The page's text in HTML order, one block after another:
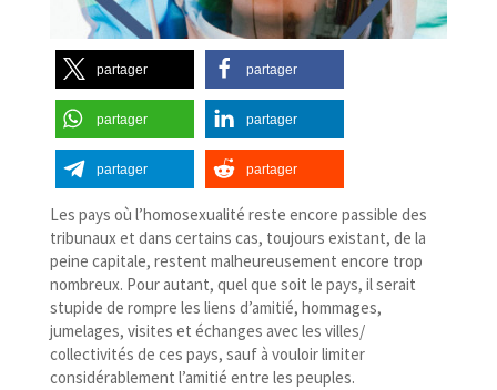
partager partager
partager partager
partager partager
Les pays où l’homosexualité reste encore passible des
tribunaux et dans certains cas, toujours existant, de la
peine capitale, restent malheureusement encore trop
nombreux. Pour autant, quel que soit le pays, il serait
stupide de rompre les liens d’amitié, hommages,
jumelages, visites et échanges avec les villes/​
collectivités de ces pays, sauf à vouloir limiter
considérablement l’amitié entre les peuples.